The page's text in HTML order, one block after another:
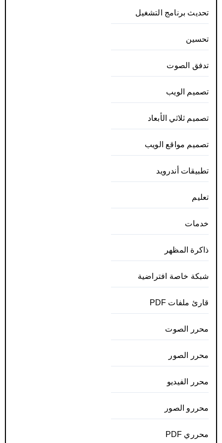
تحديث برنامج التشغيل
تحسين
تدفق الصوت
تصميم الويب
تصميم ثلاثي الأبعاد
تصميم مواقع الويب
تطبيقات أندرويد
تعليم
خدمات
ذاكرة المظهر
شبكة خاصة افتراضية
قارئ ملفات PDF
محرر الصوت
محرر الصور
محرر الفيديو
محررو الصور
محرري PDF